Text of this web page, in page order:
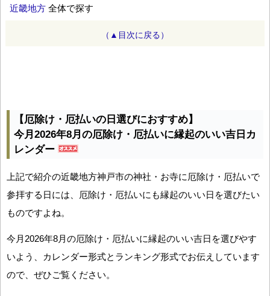
近畿地方 全体で探す
（▲目次に戻る）
【厄除け・厄払いの日選びにおすすめ】
今月2026年8月の厄除け・厄払いに縁起のいい吉日カ
レンダー
上記で紹介の近畿地方神戸市の神社・お寺に厄除け・厄払いで
参拝する日には、厄除け・厄払いにも縁起のいい日を選びたい
ものですよね。
今月2026年8月の厄除け・厄払いに縁起のいい吉日を選びやす
いよう、カレンダー形式とランキング形式でお伝えしています
ので、ぜひご覧ください。